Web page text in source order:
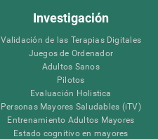
Investigación
Validación de las Terapias Digitales
Juegos de Ordenador
Adultos Sanos
Pilotos
Evaluación Holistica
Personas Mayores Saludables (iTV)
Entrenamiento Adultos Mayores
Estado cognitivo en mayores